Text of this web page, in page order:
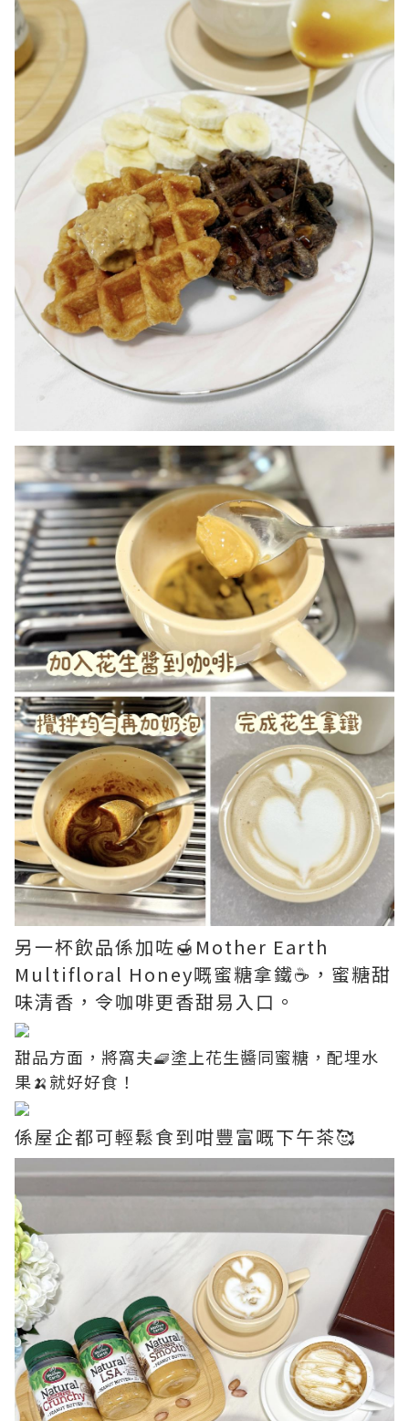
另一杯飲品係加咗🍯Mother Earth
Multifloral Honey嘅蜜糖拿鐵☕️，蜜糖甜
味清香，令咖啡更香甜易入口。
甜品方面，將窩夫🧇塗上花生醬同蜜糖，配埋水
果🍌就好好食！
係屋企都可輕鬆食到咁豐富嘅下午茶🥰